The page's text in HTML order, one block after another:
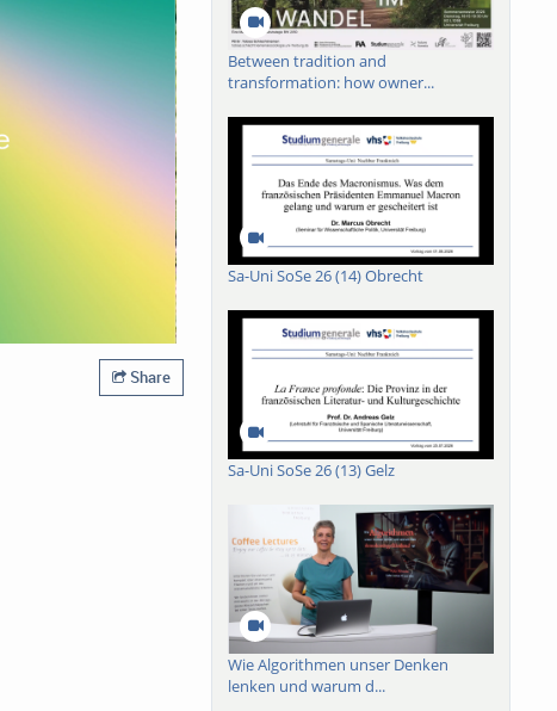
Share
Between tradition and
transformation: how owner...
Sa-Uni SoSe 26 (14) Obrecht
Sa-Uni SoSe 26 (13) Gelz
Wie Algorithmen unser Denken
lenken und warum d...